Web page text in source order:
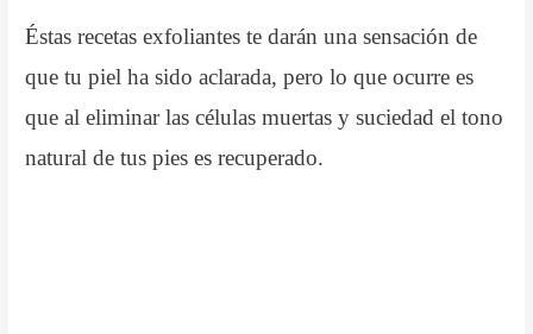
Éstas recetas exfoliantes te darán una sensación de
que tu piel ha sido aclarada, pero lo que ocurre es
que al eliminar las células muertas y suciedad el tono
natural de tus pies es recuperado.